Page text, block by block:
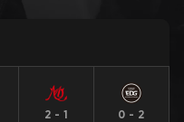
2 - 1
0 - 2